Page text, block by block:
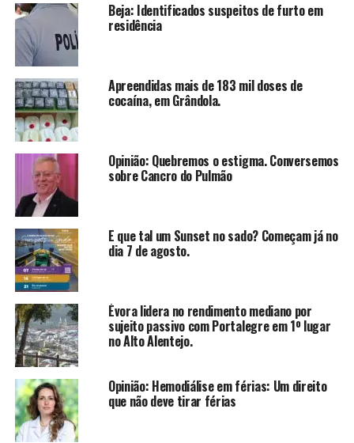
Beja: Identificados suspeitos de furto em
residência
Apreendidas mais de 183 mil doses de
cocaína, em Grândola.
Opinião: Quebremos o estigma. Conversemos
sobre Cancro do Pulmão
E que tal um Sunset no sado? Começam já no
dia 7 de agosto.
Évora lidera no rendimento mediano por
sujeito passivo com Portalegre em 1º lugar
no Alto Alentejo.
Opinião: Hemodiálise em férias: Um direito
que não deve tirar férias